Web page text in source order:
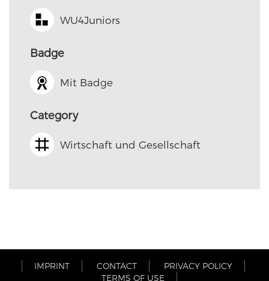
WU4Juniors
Badge
Mit Badge
Category
Wirtschaft und Gesellschaft
IMPRINT CONTACT
PRIVACY POLICY
TERMS OF USE